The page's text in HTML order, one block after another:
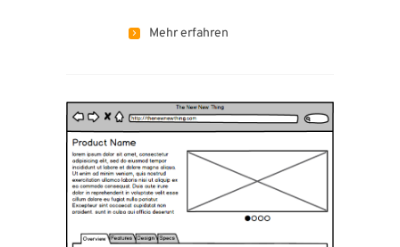
Mehr erfahren